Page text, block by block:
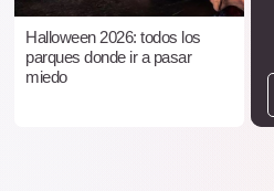
Halloween 2026: todos los
parques donde ir a pasar
miedo